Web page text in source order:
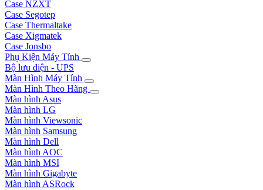
Case NZXT
Case Segotep
Case Thermaltake
Case Xigmatek
Case Jonsbo
Phụ Kiện Máy Tính
Bộ lưu điện - UPS
Màn Hình Máy Tính
Màn Hình Theo Hãng
Màn hình Asus
Màn hình LG
Màn hình Viewsonic
Màn hình Samsung
Màn hình Dell
Màn hình AOC
Màn hình MSI
Màn hình Gigabyte
Màn hình ASRock